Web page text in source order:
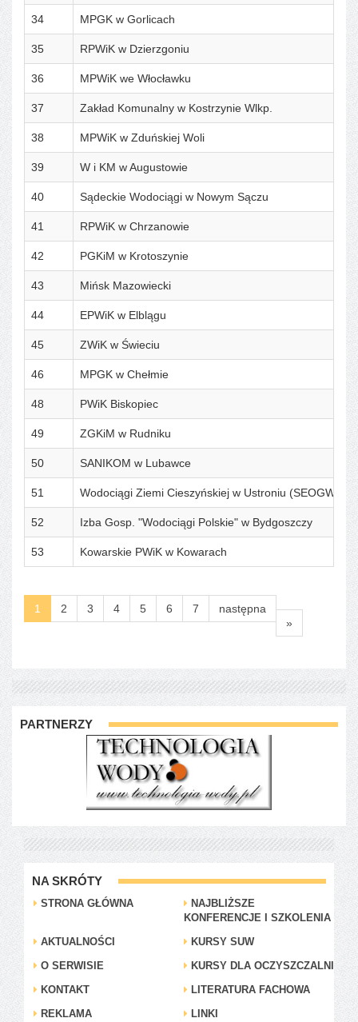
34 MPGK w Gorlicach
35 RPWiK w Dzierzgoniu
36 MPWiK we Włocławku
37 Zakład Komunalny w Kostrzynie Wlkp.
38 MPWiK w Zduńskiej Woli
39 W i KM w Augustowie
40 Sądeckie Wodociągi w Nowym Sączu
41 RPWiK w Chrzanowie
42 PGKiM w Krotoszynie
43 Mińsk Mazowiecki
44 EPWiK w Elblągu
45 ZWiK w Świeciu
46 MPGK w Chełmie
48 PWiK Biskopiec
49 ZGKiM w Rudniku
50 SANIKOM w Lubawce
51 Wodociągi Ziemi Cieszyńskiej w Ustroniu (SEOGW)
52 Izba Gosp. "Wodociągi Polskie" w Bydgoszczy
53 Kowarskie PWiK w Kowarach
1 2 3 4 5 6 7
następna
»
PARTNERZY
NA SKRÓTY
STRONA GŁÓWNA
NAJBLIŻSZE
KONFERENCJE I SZKOLENIA
AKTUALNOŚCI
KURSY SUW
O SERWISIE
KURSY DLA OCZYSZCZALNI
KONTAKT
LITERATURA FACHOWA
REKLAMA
LINKI